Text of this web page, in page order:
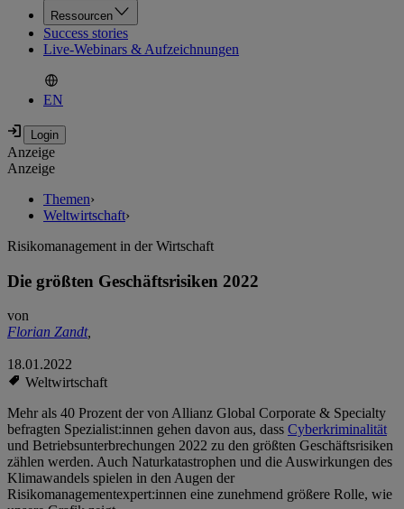
Ressourcen
Success stories
Live-Webinars & Aufzeichnungen
EN
Anzeige
Anzeige
Themen›
Weltwirtschaft›
Risikomanagement in der Wirtschaft
Die größten Geschäftsrisiken 2022
von
Florian Zandt,
18.01.2022
Weltwirtschaft
Mehr als 40 Prozent der von Allianz Global Corporate & Specialty
befragten Spezialist:innen gehen davon aus, dass Cyberkriminalität
und Betriebsunterbrechungen 2022 zu den größten Geschäftsrisiken
zählen werden. Auch Naturkatastrophen und die Auswirkungen des
Klimawandels spielen in den Augen der
Risikomanagementexpert:innen eine zunehmend größere Rolle, wie